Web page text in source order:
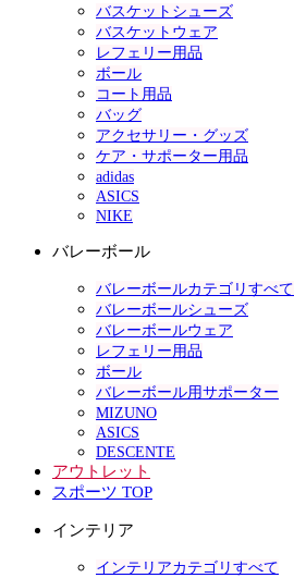
バスケットシューズ
バスケットウェア
レフェリー用品
ボール
コート用品
バッグ
アクセサリー・グッズ
ケア・サポーター用品
adidas
ASICS
NIKE
バレーボール
バレーボールカテゴリすべて
バレーボールシューズ
バレーボールウェア
レフェリー用品
ボール
バレーボール用サポーター
MIZUNO
ASICS
DESCENTE
アウトレット
スポーツ TOP
インテリア
インテリアカテゴリすべて